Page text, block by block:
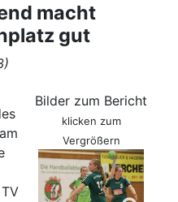
macht
gut
Bilder zum Bericht
klicken zum
Vergrößern